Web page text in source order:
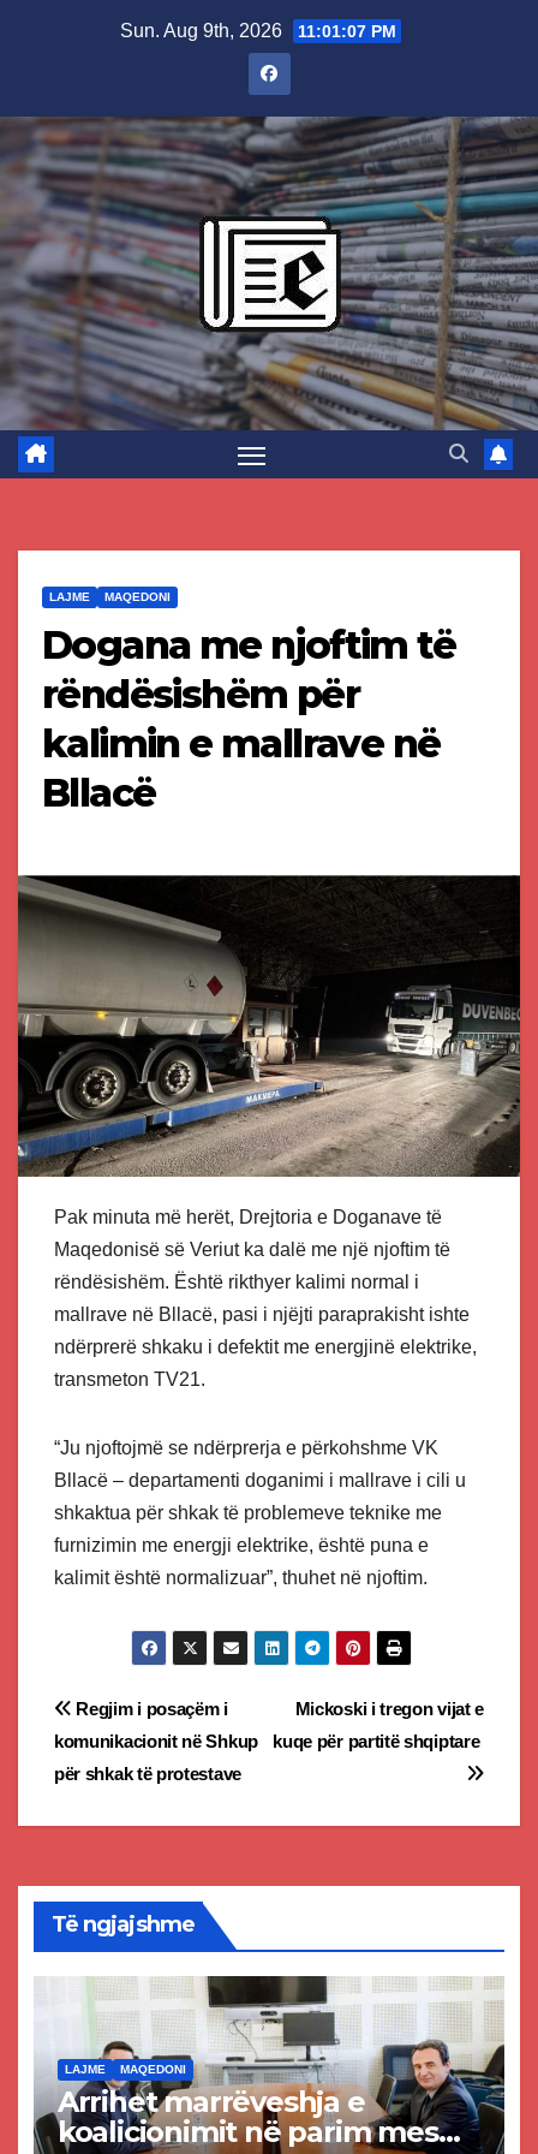
Sun. Aug 9th, 2026 11:01:08 PM
LAJME MAQEDONI
Dogana me njoftim të
rëndësishëm për
kalimin e mallrave në
Bllacë
Pak minuta më herët, Drejtoria e Doganave të
Maqedonisë së Veriut ka dalë me një njoftim të
rëndësishëm. Është rikthyer kalimi normal i
mallrave në Bllacë, pasi i njëjti paraprakisht ishte
ndërprerë shkaku i defektit me energjinë elektrike,
transmeton TV21.
“Ju njoftojmë se ndërprerja e përkohshme VK
Bllacë – departamenti doganimi i mallrave i cili u
shkaktua për shkak të problemeve teknike me
furnizimin me energji elektrike, është puna e
kalimit është normalizuar”, thuhet në njoftim.
Post
navigation
Mickoski i tregon vijat e
kuqe për partitë shqiptare
Regjim i posaçëm i
komunikacionit në Shkup
për shkak të protestave
Të ngjajshme
LAJME MAQEDONI
Arrihet marrëveshja e
koalicionimit në parim mes